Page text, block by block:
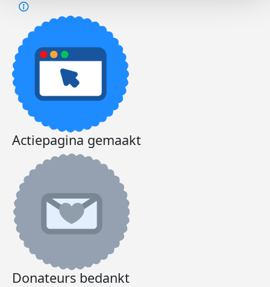
Actiepagina gemaakt
Donateurs bedankt